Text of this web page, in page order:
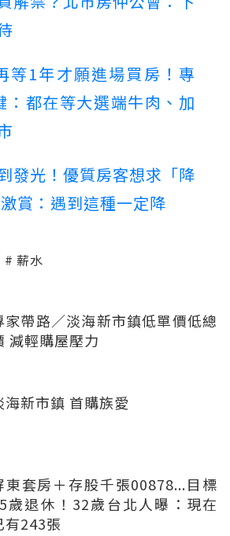
等1年才願進場買房！專
：都在等大選端牛肉、加
發光！優質房客想求「降
賞：遇到這種一定降
薪水
家帶路／淡海新市鎮低單價低總
減輕購屋壓力
海新市鎮 首購族愛
東套房＋存股千張00878...目標
歲退休！32歲台北人曝：現在
有243張